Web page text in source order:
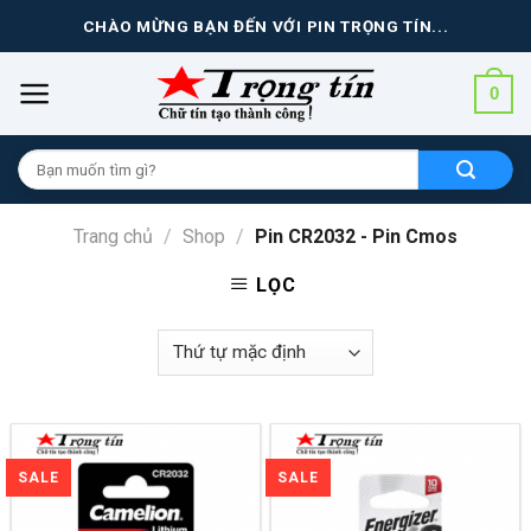
CHÀO MỪNG BẠN ĐẾN VỚI PIN TRỌNG TÍN...
0
Tìm
kiếm
cho:
Trang chủ / Shop / Pin CR2032 - Pin Cmos
LỌC